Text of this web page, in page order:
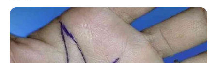
los primeros trenes del
RegioTram
LA MESA, CUNDINAMARCA